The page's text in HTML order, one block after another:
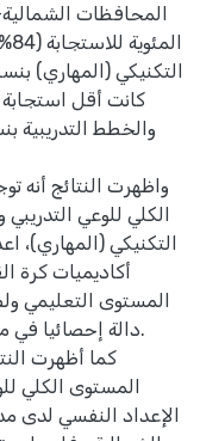
المحافظات
كانت أقل استجابة
والخطط التدريبية
واظهرت النتائج أنه
الكلي للوعي التدريبي
التكنيكي (المهاري)،
أكاديميات كرة
المستوى التعليمي
دالة إحصائيا في
كما أظهرت
المستوى الكلي
الإعداد النفسي لدى